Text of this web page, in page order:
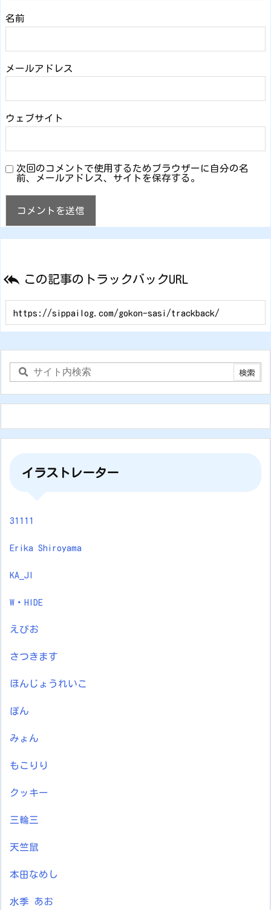
名前
メールアドレス
ウェブサイト
次回のコメントで使用するためブラウザーに自分の名
前、メールアドレス、サイトを保存する。
 この記事のトラックバックURL
イラストレーター
31111
Erika Shiroyama
KA_JI
W・HIDE
えびお
さつきます
ほんじょうれいこ
ぽん
みょん
もこりり
クッキー
三輪三
天竺鼠
本田なめし
水季 あお